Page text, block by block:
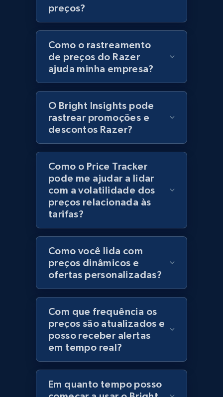
URL, Product id, Title, Product description,
Rating, Reviews count, Initial price, Discount,
and more.
1.3K+ 176+ Comece agora
Zara - Products
Category id, Product id, Product name, Price,
Currency, Colour code, Colour, Description, and
more.
Comece agora
Category id, Product id, Product name, Price,
Currency, Colour code, Colour, Description, and
1.2K+ 208+ Comece agora
Best Buy products
URL, Product id, Title, Images, Final price,
Currency, Discount, Initial price, and more.
1.1K+ 149+ Comece agora
preços?
Como o rastreamento
de preços do Razer
ajuda minha empresa?
O Bright Insights pode
rastrear promoções e
descontos Razer?
Como o Price Tracker
pode me ajudar a lidar
com a volatilidade dos
preços relacionada às
tarifas?
Como você lida com
preços dinâmicos e
ofertas personalizadas?
Com que frequência os
preços são atualizados e
posso receber alertas
em tempo real?
Em quanto tempo posso